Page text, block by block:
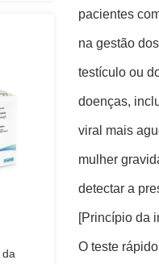
pacientes
na gestão
testículo ou
doenças,
viral mais
mulher
detectar a
[Princípio da
O teste